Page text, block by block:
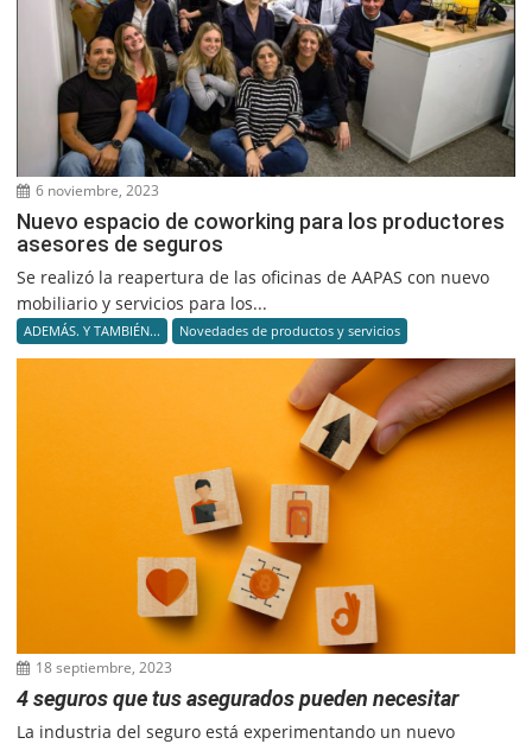
6 noviembre, 2023
Nuevo espacio de coworking para los productores
asesores de seguros
Se realizó la reapertura de las oficinas de AAPAS con nuevo
mobiliario y servicios para los...
ADEMÁS. Y TAMBIÉN... Novedades de productos y servicios
18 septiembre, 2023
4 seguros que tus asegurados pueden necesitar
La industria del seguro está experimentando un nuevo